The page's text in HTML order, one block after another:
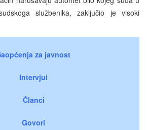
službenika, zaključio je visoki
za javnost
Intervjui
Članci
Govori